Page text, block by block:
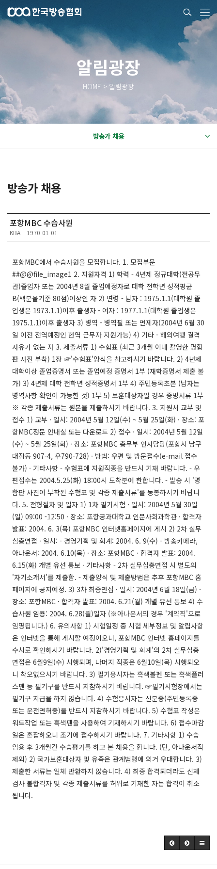
알림광장
HOME > 알림광장
방송가 채용
방송가 채용
포항MBC 수습사원
KBA 1970-01-01
포항MBC에서 수습사원을 모집합니다. 1. 모집부문
##@@file_image1 2. 지원자격 1) 학력 - 4년제 정규대학(전공무
관)졸업자 또는 2004년 8월 졸업예정자로 대학 전학년 성적평균
B(백분율기준 80점)이상인 자 2) 연령 - 남자 : 1975.1.1(대학원 졸
업생은 1973.1.1)이후 출생자 - 여자 : 1977.1.1(대학원 졸업생은
1975.1.1)이후 출생자 3) 병역 - 병역필 또는 면제자(2004년 6월 30
일 이전 전역예정인 현역 근무자 지원가능) 4) 기타 - 해외여행 결격
사유가 없는 자 3. 제출서류 1) 수험표 (최근 3개월 이내 촬영한 명함
판 사진 부착) 1장 ☞'수험표'양식을 참고하시기 바랍니다. 2) 4년제
대학이상 졸업증명서 또는 졸업예정 증명서 1부 (재학증명서 제출 불
가) 3) 4년제 대학 전학년 성적증명서 1부 4) 주민등록초본 (남자는
병역사항 확인이 가능한 것) 1부 5) 보훈대상자일 경우 증빙서류 1부
※ 각종 제출서류는 원본을 제출하시기 바랍니다. 3. 지원서 교부 및
접수 1) 교부 · 일시: 2004년 5월 12일(수) ~ 5월 25일(화) · 장소: 포
항MBC정문 안내실 또는 다운로드 2) 접수 · 일시: 2004년 5월 12일
(수) ~ 5월 25일(화) · 장소: 포항MBC 총무부 인사담당(포항시 남구
대잠동 907-4, 우790-728) · 방법: 우편 및 방문접수(e-mail 접수
불가) · 기타사항 - 수험표에 지원직종을 반드시 기재 바랍니다. - 우
편접수는 2004.5.25(화) 18:00시 도착분에 한합니다. - 발송 시 '명
함판 사진이 부착된 수험표 및 각종 제출서류'를 동봉하시기 바랍니
다. 5. 전형절차 및 일자 1) 1차 필기시험 · 일시: 2004년 5월 30일
(일) 09:00 -12:50 · 장소: 포항공과대학교 인문사회과학관 · 합격자
발표: 2004. 6. 3(목) 포항MBC 인터넷홈페이지에 게시 2) 2차 실무
심층면접 · 일시: - 경영기획 및 회계: 2004. 6. 9(수) - 방송카메라,
아나운서: 2004. 6.10(목) · 장소: 포항MBC · 합격자 발표: 2004.
6.15(화) 개별 유선 통보 · 기타사항 - 2차 실무심층면접 시 별도의
'자기소개서'를 제출함. - 제출양식 및 제출방법은 추후 포항MBC 홈
페이지에 공지예정. 3) 3차 최종면접 · 일시: 2004년 6월 18일(금) ·
장소: 포항MBC · 합격자 발표: 2004. 6.21(월) 개별 유선 통보 4) 수
습사원 임용: 2004. 6.28(월)일자 (※아나운서의 경우 '계약직'으로
임명됩니다.) 6. 유의사항 1) 시험일정 중 시험 세부정보 및 알림사항
은 인터넷을 통해 게시할 예정이오니, 포항MBC 인터넷 홈페이지를
수시로 확인하시기 바랍니다. 2)'경영기획 및 회계'의 2차 실무심층
면접은 6월9일(수) 시행되며, 나머지 직종은 6월10일(목) 시행되오
니 착오없으시기 바랍니다. 3) 필기응시자는 흑색볼펜 또는 흑색플러
스펜 등 필기구를 반드시 지참하시기 바랍니다. ☞필기시험장에서는
필기구 지급을 하지 않습니다. 4) 수험응시자는 신분증(주민등록증
또는 운전면허증)을 반드시 지참하시기 바랍니다. 5) 수험표 작성은
워드작업 또는 흑색펜을 사용하여 기재하시기 바랍니다. 6) 접수마감
일은 혼잡하오니 조기에 접수하시기 바랍니다. 7. 기타사항 1) 수습
임용 후 3개월간 수습평가를 하고 본 채용을 합니다. (단, 아나운서직
제외) 2) 국가보훈대상자 및 유족은 관계법령에 의거 우대합니다. 3)
제출한 서류는 일체 반환하지 않습니다. 4) 최종 합격되더라도 신체
검사 불합격자 및 각종 제출서류를 허위로 기재한 자는 합격이 취소
됩니다.